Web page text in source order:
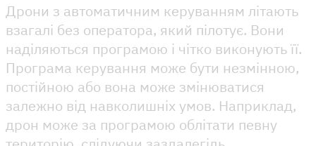
Дрони з автоматичним керуванням літають
взагалі без оператора, який пілотує. Вони
наділяються програмою і чітко виконують її.
Програма керування може бути незмінною,
постійною або вона може змінюватися
залежно від навколишніх умов. Наприклад,
дрон може за програмою облітати певну